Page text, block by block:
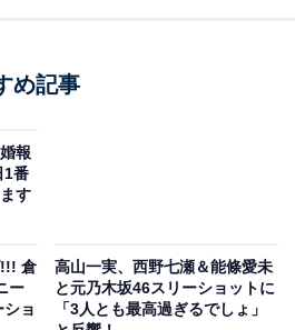
め記事
報
1番
す
倉
ー
ョ
高山一実、西野七瀬＆能條愛未
と元乃木坂46スリーショットに
「3人とも最高過ぎるでしょ」